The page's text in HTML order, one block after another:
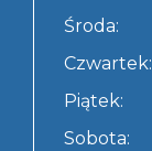
Środa:
Czwartek:
Piątek:
Sobota: